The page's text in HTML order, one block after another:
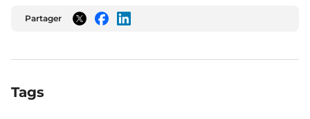
Partager
TwitterFacebookLinkedIn
Tags